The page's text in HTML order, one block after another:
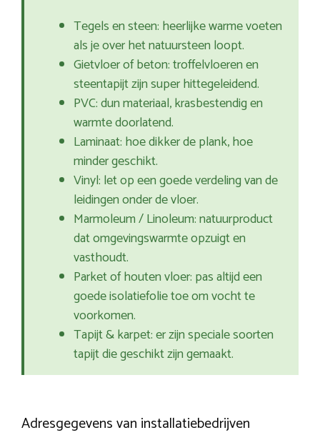
Tegels en steen: heerlijke warme voeten
als je over het natuursteen loopt.
Gietvloer of beton: troffelvloeren en
steentapijt zijn super hittegeleidend.
PVC: dun materiaal, krasbestendig en
warmte doorlatend.
Laminaat: hoe dikker de plank, hoe
minder geschikt.
Vinyl: let op een goede verdeling van de
leidingen onder de vloer.
Marmoleum / Linoleum: natuurproduct
dat omgevingswarmte opzuigt en
vasthoudt.
Parket of houten vloer: pas altijd een
goede isolatiefolie toe om vocht te
voorkomen.
Tapijt & karpet: er zijn speciale soorten
tapijt die geschikt zijn gemaakt.
Adresgegevens van installatiebedrijven